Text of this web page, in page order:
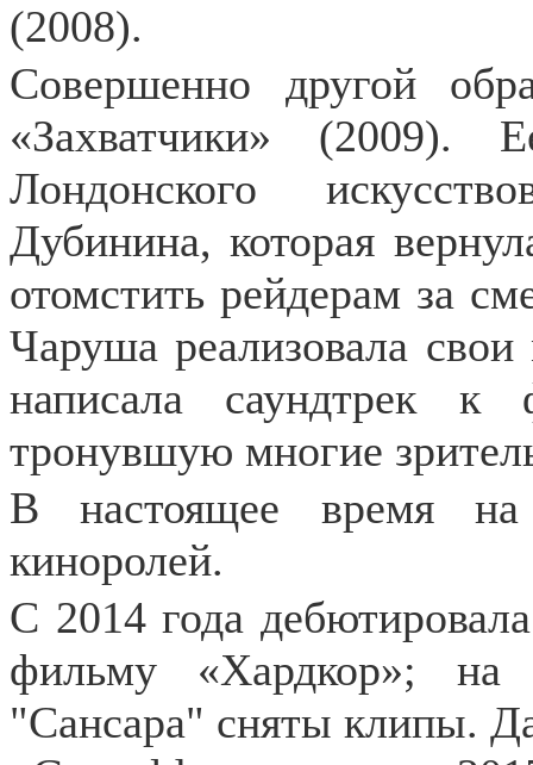
(2008).
Совершенно другой
«Захватчики» (2009).
Лондонского
Дубинина, которая
отомстить рейдерам за
Чаруша реализовала
написала саундтрек
тронувшую многие
В настоящее время
киноролей.
С 2014 года
фильму «Хардкор»;
"Сансара" сняты клипы.